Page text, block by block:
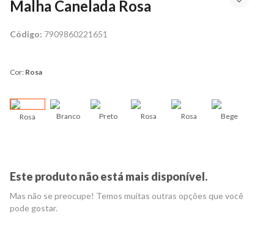
Malha Canelada Rosa
Código: 7909860221651
Cor: Rosa
Rosa Branco Preto Rosa Rosa
Bege
Este produto não está mais disponível.
Mas não se preocupe! Temos muitas outras opções que você
pode gostar.